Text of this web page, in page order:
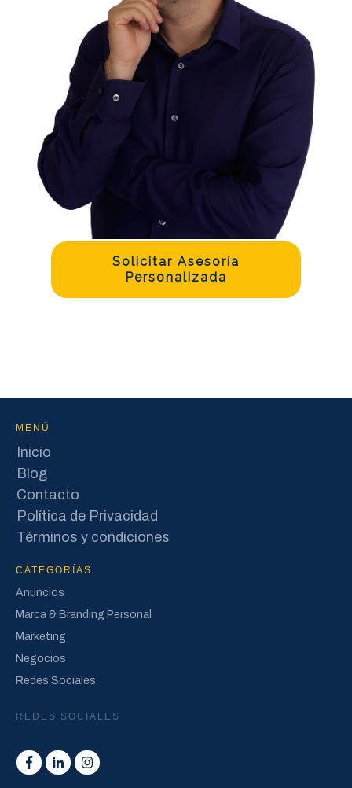
Solicitar Asesoría
Personalizada
MENÚ
Inicio
Blog
Contacto
Política de Privacidad
Términos y condiciones
CATEGORÍAS
Anuncios
Marca & Branding Personal
Marketing
Negocios
Redes Sociales
REDES SOCIALES